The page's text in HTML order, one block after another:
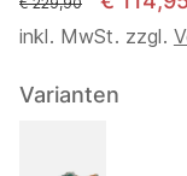
inkl. MwSt. zzgl.
Varianten